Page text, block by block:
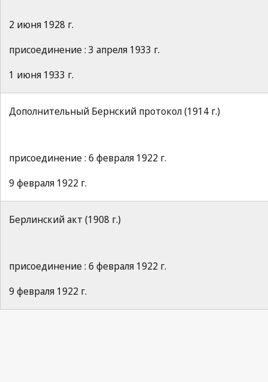
2 июня 1928 г.
присоединение : 3 апреля 1933 г.
1 июня 1933 г.
Дополнительный Бернский протокол (1914 г.)
присоединение : 6 февраля 1922 г.
9 февраля 1922 г.
Берлинский акт (1908 г.)
присоединение : 6 февраля 1922 г.
9 февраля 1922 г.